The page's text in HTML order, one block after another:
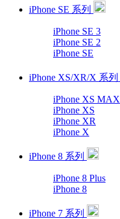
iPhone SE 系列
iPhone SE 3
iPhone SE 2
iPhone SE
iPhone XS/XR/X 系列
iPhone XS MAX
iPhone XS
iPhone XR
iPhone X
iPhone 8 系列
iPhone 8 Plus
iPhone 8
iPhone 7 系列